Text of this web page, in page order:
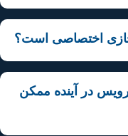
اختصاصی است؟
در آینده ممکن